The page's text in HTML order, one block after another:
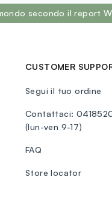
secondo il report
CUSTOMER
Segui il tuo ordine
Contattaci:
(lun-ven 9-17)
FAQ
Store locator